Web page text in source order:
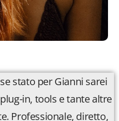
stato per Gianni sarei
in, tools e tante altre
Professionale, diretto,